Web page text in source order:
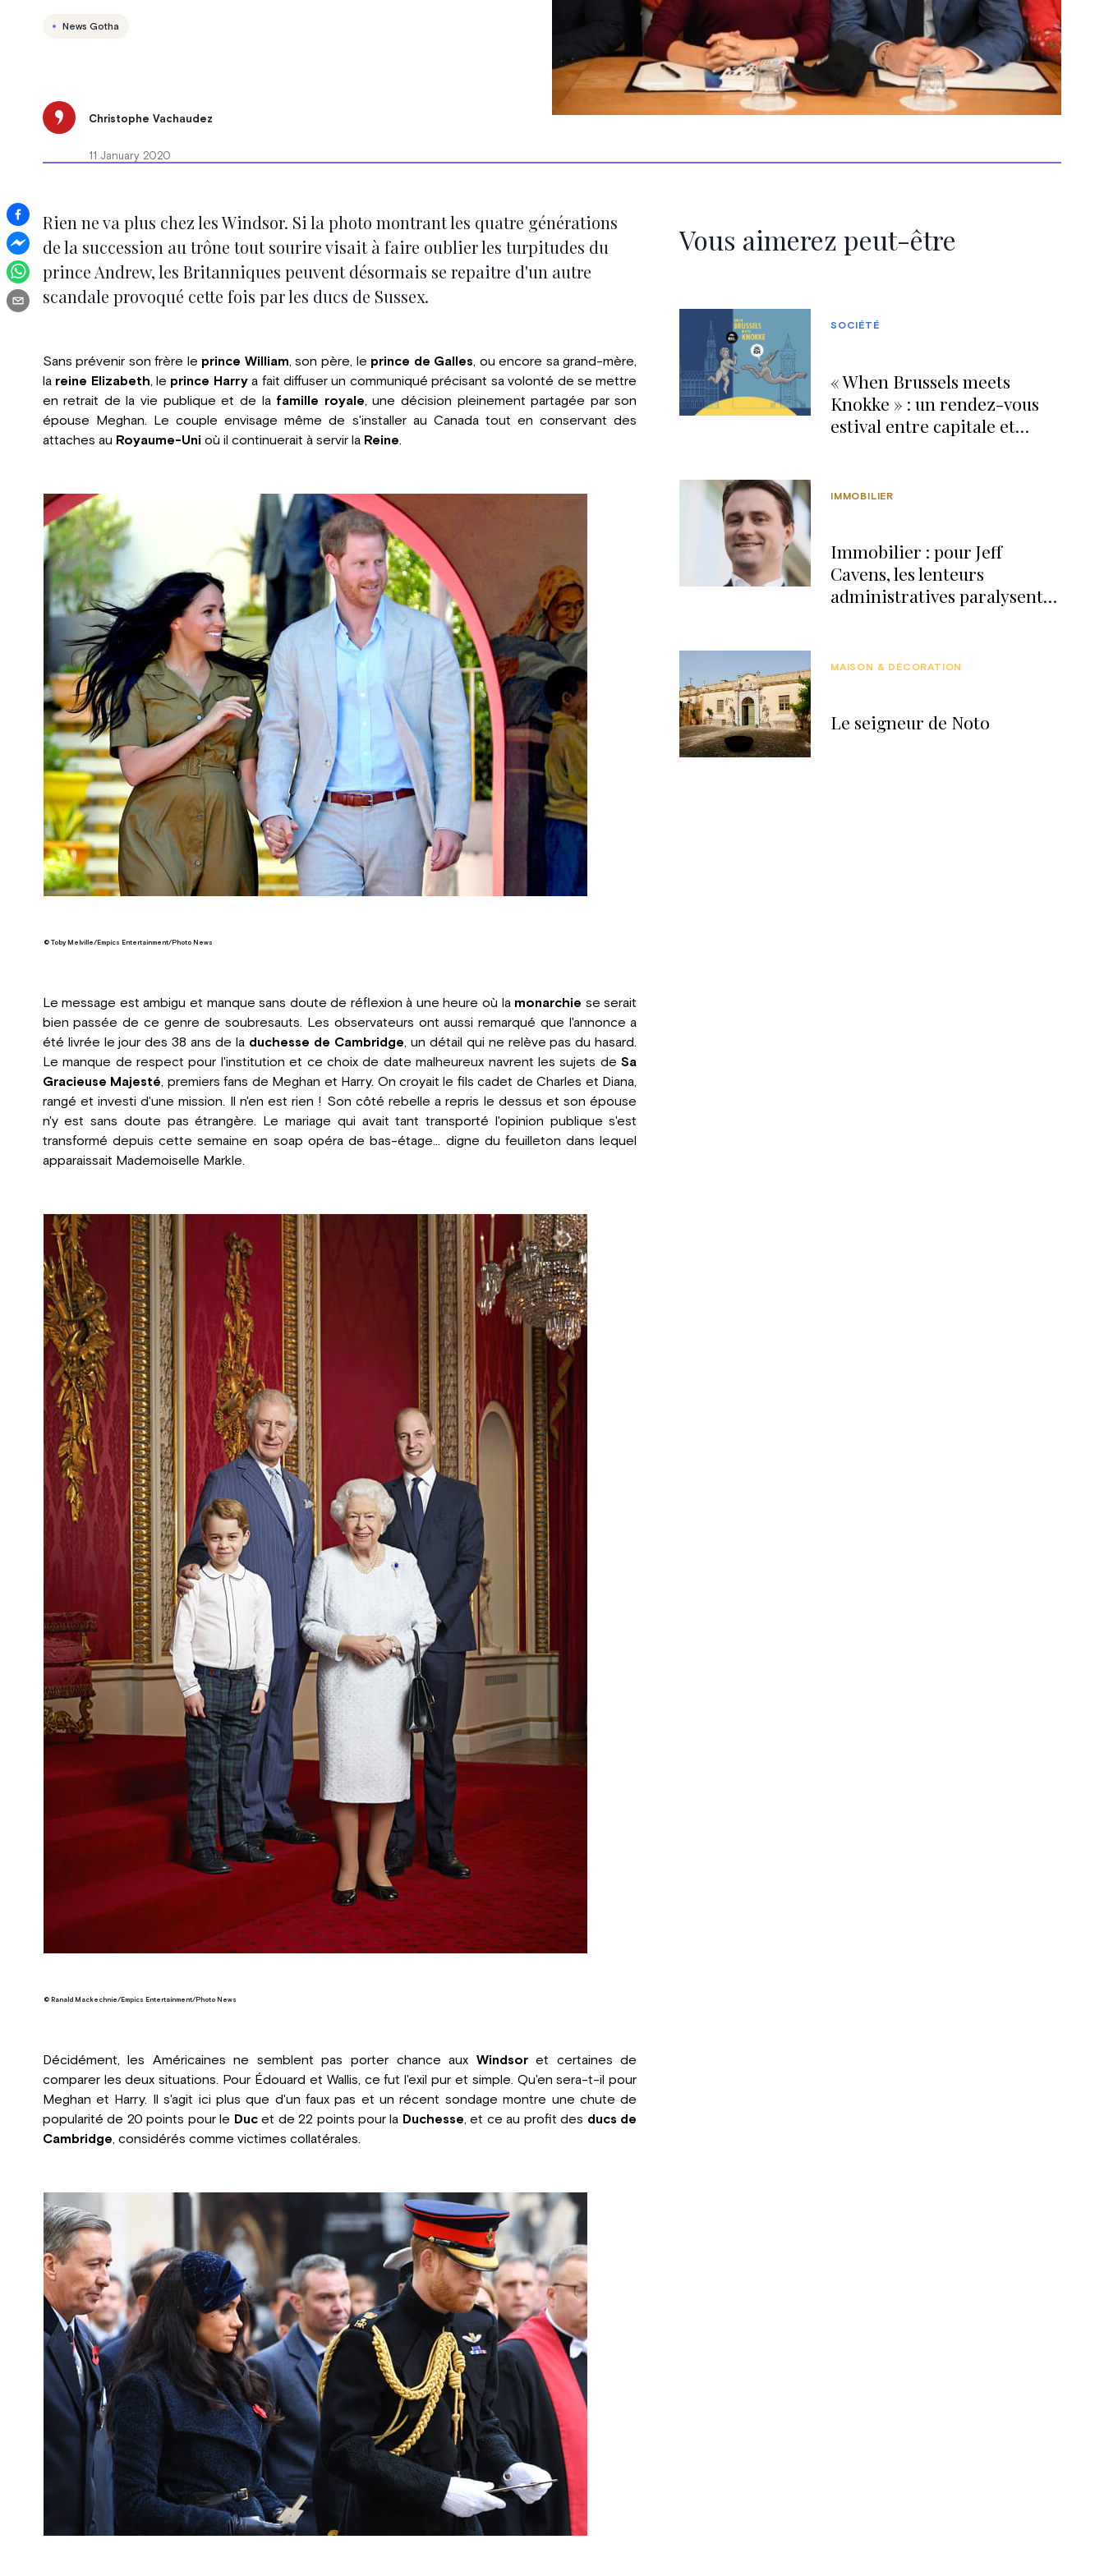
News Gotha
Christophe Vachaudez
11 January 2020
Rien ne va plus chez les Windsor. Si la photo montrant les quatre générations
de la succession au trône tout sourire visait à faire oublier les turpitudes du
prince Andrew, les Britanniques peuvent désormais se repaitre d'un autre
scandale provoqué cette fois par les ducs de Sussex.
Sans prévenir son frère le prince William, son père, le prince de Galles, ou encore sa grand-mère,
la reine Elizabeth, le prince Harrya fait diffuser un communiqué précisant sa volonté de se mettre
en retrait de la vie publique et de la famille royale, une décision pleinement partagée par son
épouse Meghan. Le couple envisage même de s'installer au Canada tout en conservant des
attaches au Royaume-Uni où il continuerait à servir la Reine.
© Toby Melville/Empics Entertainment/Photo News
Le message est ambigu et manque sans doute de réflexion à une heure où la monarchie se serait
bien passée de ce genre de soubresauts. Les observateurs ont aussi remarqué que l'annonce a
été livrée le jour des 38 ans de la duchesse de Cambridge, un détail qui ne relève pas du hasard.
Le manque de respect pour l'institution et ce choix de date malheureux navrent les sujets deSa
Gracieuse Majesté, premiers fans de Meghan et Harry. On croyait le fils cadet de Charles et Diana,
rangé et investi d'une mission. Il n'en est rien ! Son côté rebelle a repris le dessus et son épouse
n'y est sans doute pas étrangère. Le mariage qui avait tant transporté l'opinion publique s'est
transformé depuis cette semaine en soap opéra de bas-étage... digne du feuilleton dans lequel
apparaissait Mademoiselle Markle.
© Ranald Mackechnie/Empics Entertainment/Photo News
Décidément, les Américaines ne semblent pas porter chance aux Windsoret certaines de
comparer les deux situations. Pour Édouard et Wallis, ce fut l'exil pur et simple. Qu'en sera-t-il pour
Meghan et Harry. Il s'agit ici plus que d'un faux pas et un récent sondage montre une chute de
popularité de 20 points pour le Ducet de 22 points pour la Duchesse, et ce au profit des ducs de
Cambridge, considérés comme victimes collatérales.
Vous aimerez peut-être
« When Brussels meets
Knokke » : un rendez-vous
estival entre capitale et
SOCIÉTÉ
Immobilier : pour Jeff
Cavens, les lenteurs
administratives paralysent
IMMOBILIER
Le seigneur de Noto
MAISON & DÉCORATION